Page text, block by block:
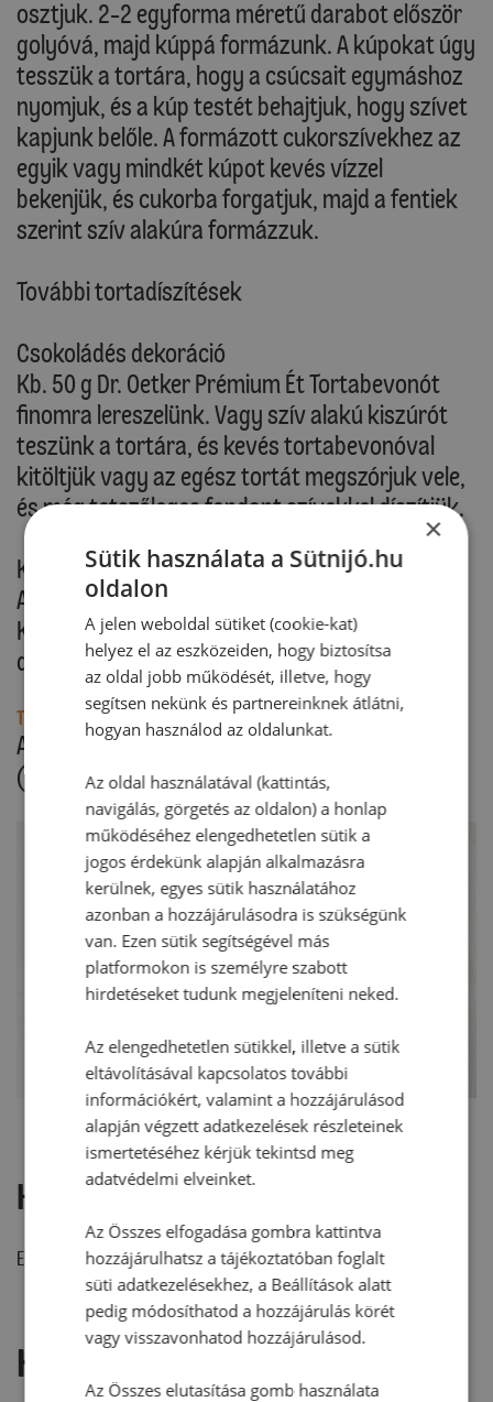
osztjuk. 2-2 egyforma méretű darabot először
golyóvá, majd kúppá formázunk. A kúpokat úgy
tesszük a tortára, hogy a csúcsait egymáshoz
nyomjuk, és a kúp testét behajtjuk, hogy szívet
kapjunk belőle. A formázott cukorszívekhez az
egyik vagy mindkét kúpot kevés vízzel
bekenjük, és cukorba forgatjuk, majd a fentiek
szerint szív alakúra formázzuk.
További tortadíszítések
Csokoládés dekoráció
Kb. 50 g Dr. Oetker Prémium Ét Tortabevonót
finomra lereszelünk. Vagy szív alakú kiszúrót
teszünk a tortára, és kevés tortabevonóval
kitöltjük vagy az egész tortát megszórjuk vele,
és még tetszőleges fondant szívekkel díszítjük.
Kakaós dekoráció
A tortát megszórjuk Dr. Oetker Holland
Kakaóval, és tetszőleges fondant szívekkel
díszítjük.
Tipp:
A tortát megsüthetjük csatos tortaformában
(26 cm Ø) is.
Hozzászólások
Ehhez a recepthez még nem érkezett hozzászólás.
Hozzászólás írása
×
Sütik használata a Sütnijó.hu
oldalon
A jelen weboldal sütiket (cookie-kat)
helyez el az eszközeiden, hogy biztosítsa
az oldal jobb működését, illetve, hogy
segítsen nekünk és partnereinknek átlátni,
hogyan használod az oldalunkat.
Az oldal használatával (kattintás,
navigálás, görgetés az oldalon) a honlap
működéséhez elengedhetetlen sütik a
jogos érdekünk alapján alkalmazásra
kerülnek, egyes sütik használatához
azonban a hozzájárulásodra is szükségünk
van. Ezen sütik segítségével más
platformokon is személyre szabott
hirdetéseket tudunk megjeleníteni neked.
Az elengedhetetlen sütikkel, illetve a sütik
eltávolításával kapcsolatos további
információkért, valamint a hozzájárulásod
alapján végzett adatkezelések részleteinek
ismertetéséhez kérjük tekintsd meg
adatvédelmi elveinket.
Az Összes elfogadása gombra kattintva
hozzájárulhatsz a tájékoztatóban foglalt
süti adatkezelésekhez, a Beállítások alatt
pedig módosíthatod a hozzájárulás körét
vagy visszavonhatod hozzájárulásod.
Az Összes elutasítása gomb használata